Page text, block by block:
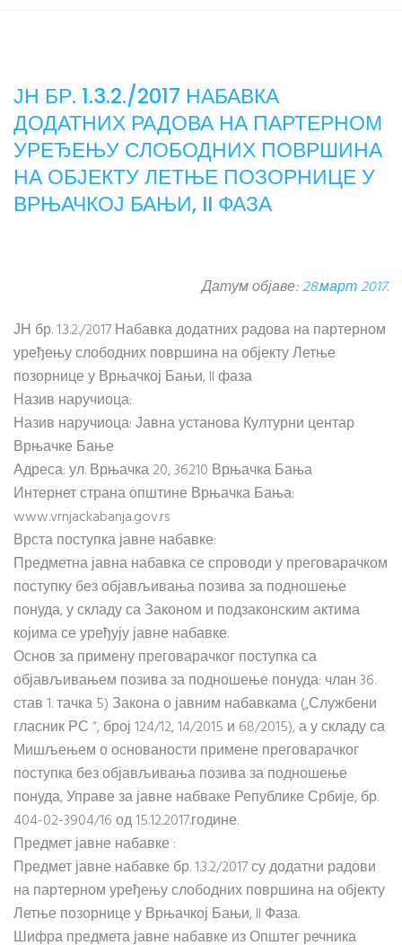
ЈН БР. 1.3.2./2017 НАБАВКА
ДОДАТНИХ РАДОВА НА ПАРТЕРНОМ
УРЕЂЕЊУ СЛОБОДНИХ ПОВРШИНА
НА ОБЈЕКТУ ЛЕТЊЕ ПОЗОРНИЦЕ У
ВРЊАЧКОЈ БАЊИ, II ФАЗА
Датум објаве:28.март 2017.
ЈН бр. 1.3.2./2017 Набавка додатних радова на партерном
уређењу слободних површина на објекту Летње
позорнице у Врњачкој Бањи, II фаза
Назив наручиоца:
Назив наручиоца: Јавна установа Културни центар
Врњачке Бање
Адреса: ул. Врњачка 20, 36210 Врњачка Бања
Интернет страна општине Врњачка Бања:
www.vrnjackabanja.gov.rs
Врста поступка јавне набавке:
Предметна јавна набавка се спроводи у преговарачком
поступку без објављивања позива за подношење
понуда, у складу са Законом и подзаконским актима
којима се уређују јавне набавке.
Основ за примену преговарачког поступка са
објављивањем позива за подношење понуда: члан 36.
став 1. тачка 5) Закона о јавним набавкама („Службени
гласник РС “, број 124/12, 14/2015 и 68/2015), а у складу са
Мишљењем о основаности примене преговарачког
поступка без објављивања позива за подношење
понуда, Управе за јавне набваке Републике Србије, бр.
404-02-3904/16 од 15.12.2017.године.
Предмет јавне набавке :
Предмет јавне набавке бр. 1.3.2/2017 су додатни радови
на партерном уређењу слободних површина на објекту
Летње позорнице у Врњачкој Бањи, II Фаза.
Шифра предмета јавне набавке из Општег речника